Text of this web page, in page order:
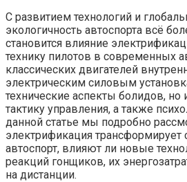
С развитием технологий и
экологичность автоспорта всё
становится влияние
технику пилотов в современных
классических двигателей
электрическим силовым
технические аспекты болидов, но
тактику управления, а также
данной статье мы подробно
электрификация
автоспорт, влияют ли новые
реакций гонщиков, их
на дистанции.